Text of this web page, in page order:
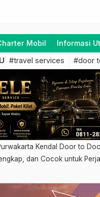
Mobil Informasi
#travel services #door
Kendal Door to
dan Cocok untuk